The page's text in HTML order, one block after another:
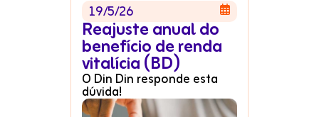
19/5/26 
Reajuste anual do
benefício de renda
vitalícia (BD)
O Din Din responde esta
dúvida!